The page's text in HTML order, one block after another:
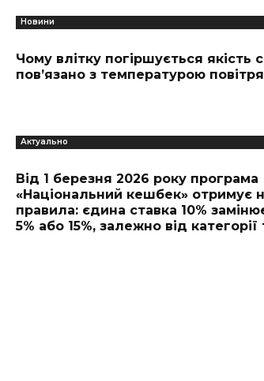
Новини
Чому влітку погіршується якість
пов’язано з температурою повітря
Актуально
Від 1 березня 2026 року програма
«Національний кешбек» отримує
правила: єдина ставка 10%
5% або 15%, залежно від категорії